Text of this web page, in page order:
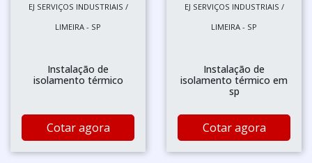
EJ SERVIÇOS INDUSTRIAIS /
LIMEIRA - SP
Instalação de
isolamento térmico
Cotar agora
EJ SERVIÇOS INDUSTRIAIS /
LIMEIRA - SP
Instalação de
isolamento térmico em
sp
Cotar agora